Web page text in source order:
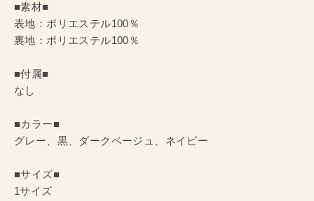
■素材■
表地：ポリエステル100％
裏地：ポリエステル100％
■付属■
なし
■カラー■
グレー、黒、ダークベージュ、ネイビー
■サイズ■
1サイズ